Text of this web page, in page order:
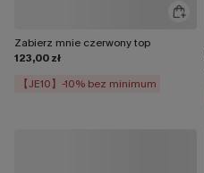
Zabierz mnie czerwony top
123,00 zł
【JE10】-10% bez minimum